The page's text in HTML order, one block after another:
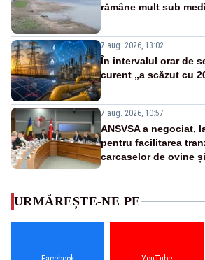
rămâne mult sub
7 aug. 2026, 13:02
În intervalul orar de
curent „a scăzut cu
7 aug. 2026, 10:57
ANSVSA a negociat,
pentru facilitarea
carcaselor de ovine
URMĂREȘTE-NE PE